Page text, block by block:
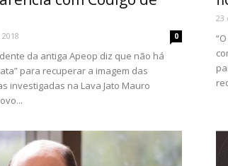
0
da antiga Apeop diz que não há
para recuperar a imagem das
investigadas na Lava Jato Mauro
23